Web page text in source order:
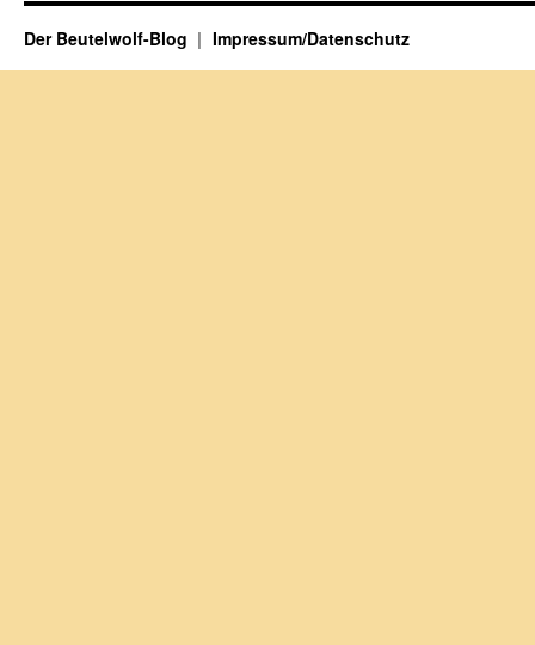
Der Beutelwolf-Blog Impressum/Datenschutz